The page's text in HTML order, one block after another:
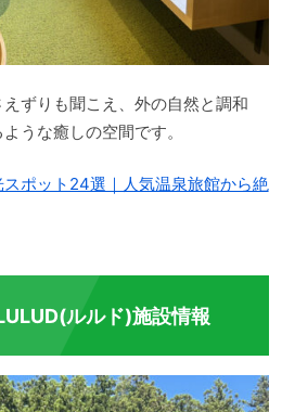
ずりも聞こえ、外の自然と調和
うな癒しの空間です。
ポット24選｜人気温泉旅館から絶
ルルド)施設情報